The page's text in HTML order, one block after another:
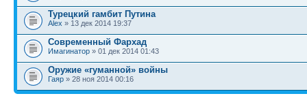
Турецкий гамбит Путина
Alex » 13 дек 2014 19:37
Современный Фархад
Имагинатор » 01 дек 2014 01:43
Оружие «гуманной» войны
Гаяр » 28 ноя 2014 00:16